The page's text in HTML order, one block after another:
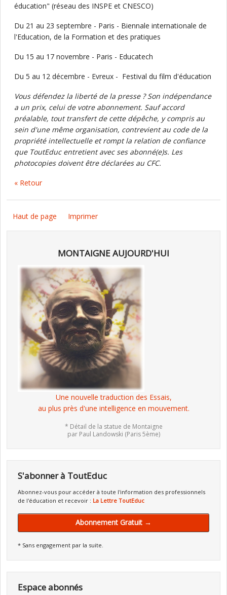
éducation" (réseau des INSPE et CNESCO)
Du 21 au 23 septembre - Paris - Biennale internationale de
l'Education, de la Formation et des pratiques
Du 15 au 17 novembre - Paris - Educatech
Du 5 au 12 décembre - Evreux - Festival du film d'éducation
Vous défendez la liberté de la presse ? Son indépendance
a un prix, celui de votre abonnement. Sauf accord
préalable, tout transfert de cette dépêche, y compris au
sein d'une même organisation, contrevient au code de la
propriété intellectuelle et rompt la relation de confiance
que ToutEduc entretient avec ses abonné(e)s. Les
photocopies doivent être déclarées au CFC.
« Retour
Haut de page Imprimer
MONTAIGNE AUJOURD'HUI
Une nouvelle traduction des Essais,
au plus près d'une intelligence en mouvement.
* Détail de la statue de Montaigne
par Paul Landowski (Paris 5ème)
S'abonner à ToutEduc
Abonnez-vous pour accéder à toute l'information des professionnels
de l'éducation et recevoir : La Lettre ToutEduc
Abonnement Gratuit →
* Sans engagement par la suite.
Espace abonnés